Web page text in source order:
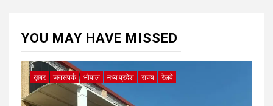
YOU MAY HAVE MISSED
ख़बर जनसंपर्क भोपाल मध्य प्रदेश राज्य रेलवे